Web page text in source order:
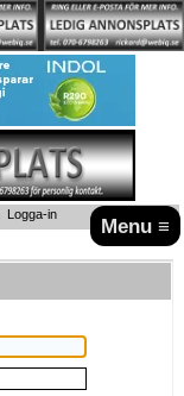
Menu ≡
Logga-in